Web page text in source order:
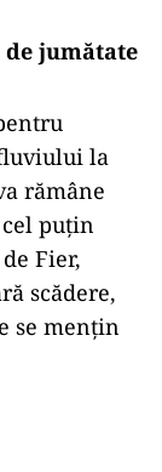
jumătate
la
rămâne
puțin
Fier,
scădere,
se mențin